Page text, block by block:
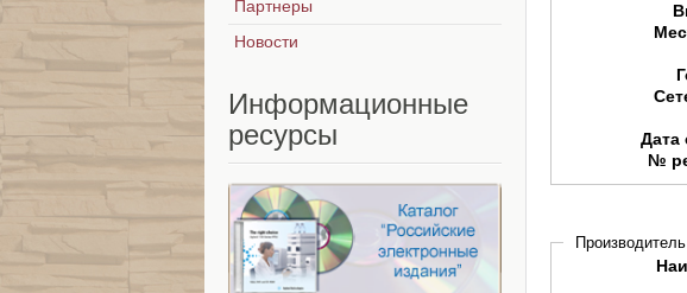
Дата
№
Партнеры
Новости
Информационные
ресурсы